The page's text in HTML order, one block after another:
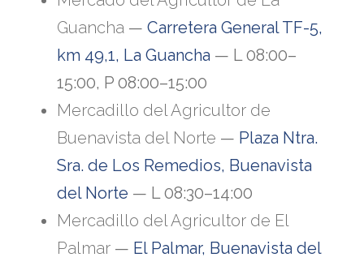
Guancha — Carretera General TF-5,
km 49,1, La Guancha — L 08:00–
15:00, P 08:00–15:00
Mercadillo del Agricultor de
Buenavista del Norte — Plaza Ntra.
Sra. de Los Remedios, Buenavista
del Norte — L 08:30–14:00
Mercadillo del Agricultor de El
Palmar — El Palmar, Buenavista del